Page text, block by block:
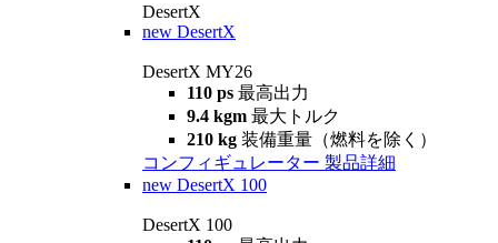
DesertX
new DesertX
DesertX MY26
110 ps 最高出力
9.4 kgm 最大トルク
210 kg 装備重量（燃料を除く）
コンフィギュレーター 製品詳細
new DesertX 100
DesertX 100